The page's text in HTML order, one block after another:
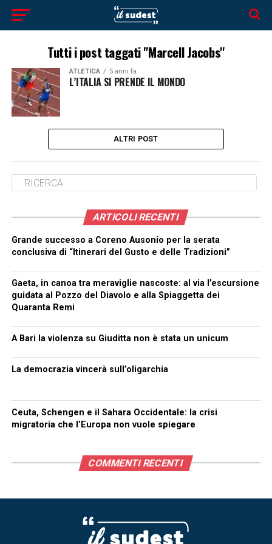
Tutti i post taggati "Marcell Jacobs"
ATLETICA 5 anni fa
L’ITALIA SI PRENDE IL MONDO
ALTRI POST
ARTICOLI RECENTI
Grande successo a Coreno Ausonio per la serata
conclusiva di “Itinerari del Gusto e delle Tradizioni”
Gaeta, in canoa tra meraviglie nascoste: al via l’escursione
guidata al Pozzo del Diavolo e alla Spiaggetta dei
Quaranta Remi
A Bari la violenza su Giuditta non è stata un unicum
La democrazia vincerà sull’oligarchia
Ceuta, Schengen e il Sahara Occidentale: la crisi
migratoria che l’Europa non vuole spiegare
COMMENTI RECENTI